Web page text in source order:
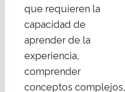
que requieren la
capacidad de
aprender de la
experiencia,
comprender
conceptos complejos,